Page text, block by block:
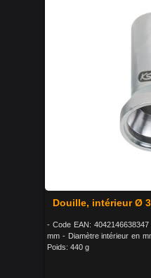
Douille, intérieur Ø
- Code EAN:
mm - Diamètre intérieur en
Poids: 440 g